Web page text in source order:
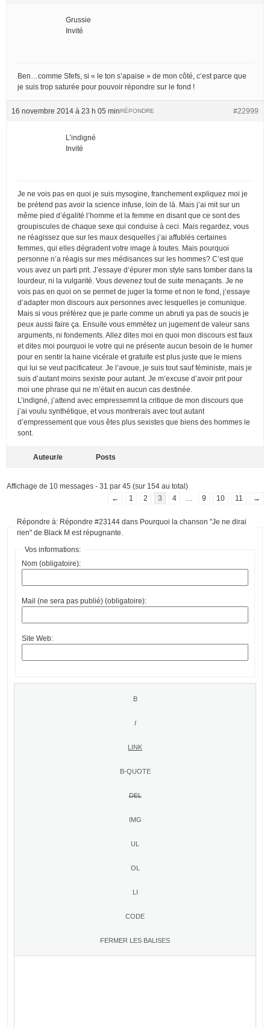
Grussie
Invité
Ben…comme Sfefs, si « le ton s’apaise » de mon côté, c’est parce que
je suis trop saturée pour pouvoir répondre sur le fond !
16 novembre 2014 à 23 h 05 min #22999
RÉPONDRE
L’indigné
Invité
Je ne vois pas en quoi je suis mysogine, franchement expliquez moi je
be prétend pas avoir la science infuse, loin de là. Mais j’ai mit sur un
même pied d’égalité l’homme et la femme en disant que ce sont des
groupiscules de chaque sexe qui conduise à ceci. Mais regardez, vous
ne réagissez que sur les maux desquelles j’ai affublés certaines
femmes, qui elles dégradent votre image à toutes. Mais pourquoi
personne n’a réagis sur mes médisances sur les hommes? C’est que
vous avez un parti prit. J’essaye d’épurer mon style sans tomber dans la
lourdeur, ni la vulgarité. Vous devenez tout de suite menaçants. Je ne
vois pas en quoi on se permet de juger la forme et non le fond, j’essaye
d’adapter mon discours aux personnes avec lesquelles je comunique.
Mais si vous préférez que je parle comme un abruti ya pas de soucis je
peux aussi faire ça. Ensuite vous emmètez un jugement de valeur sans
arguments, ni fondements. Allez dites moi en quoi mon discours est faux
et dites moi pourquoi le votre qui ne présente aucun besoin de le humer
pour en sentir la haine vicérale et gratuite est plus juste que le miens
qui lui se veut pacificateur. Je l’avoue, je suis tout sauf féministe, mais je
suis d’autant moins sexiste pour autant. Je m’excuse d’avoir prit pour
moi une phrase qui ne m’était en aucun cas destinée.
L’indigné, j’attend avec empressemnt la critique de mon discours que
j’ai voulu synthétique, et vous montrerais avec tout autant
d’empressement que vous êtes plus sexistes que biens des hommes le
sont.
Auteur/e Posts
Affichage de 10 messages - 31 par 45 (sur 154 au total)
←
1 2 3 4 9 10 11 →
Répondre à: Répondre #23144 dans Pourquoi la chanson "Je ne dirai
rien" de Black M est répugnante.
Vos informations:
Nom (obligatoire):
Mail (ne sera pas publié) (obligatoire):
Site Web: